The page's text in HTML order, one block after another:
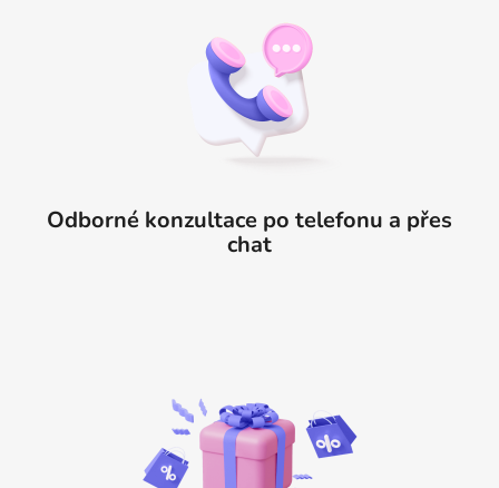
Odborné konzultace po telefonu a přes
chat